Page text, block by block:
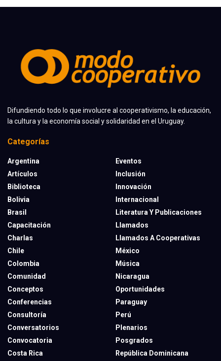
Difundiendo todo lo que involucre al cooperativismo, la educación,
la cultura y la economía social y solidaridad en el Uruguay.
Categorías
Argentina
Artículos
Biblioteca
Bolivia
Brasil
Capacitación
Charlas
Chile
Colombia
Comunidad
Conceptos
Conferencias
Consultoría
Conversatorios
Convocatoria
Costa Rica
Eventos
Inclusión
Innovación
Internacional
Literatura Y Publicaciones
Llamados
Llamados A Cooperativas
México
Música
Nicaragua
Oportunidades
Paraguay
Perú
Plenarios
Posgrados
República Dominicana